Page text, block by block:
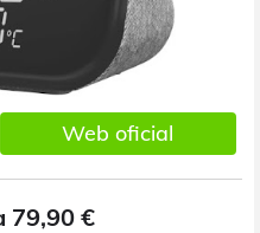
Web oficial
79,90 €